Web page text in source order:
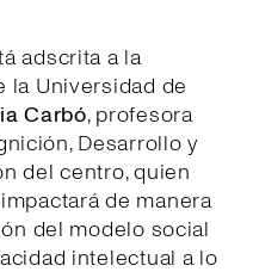
adscrita a la
la Universidad de
Carbó, profesora
Desarrollo y
del centro, quien
de manera
del modelo social
intelectual a lo